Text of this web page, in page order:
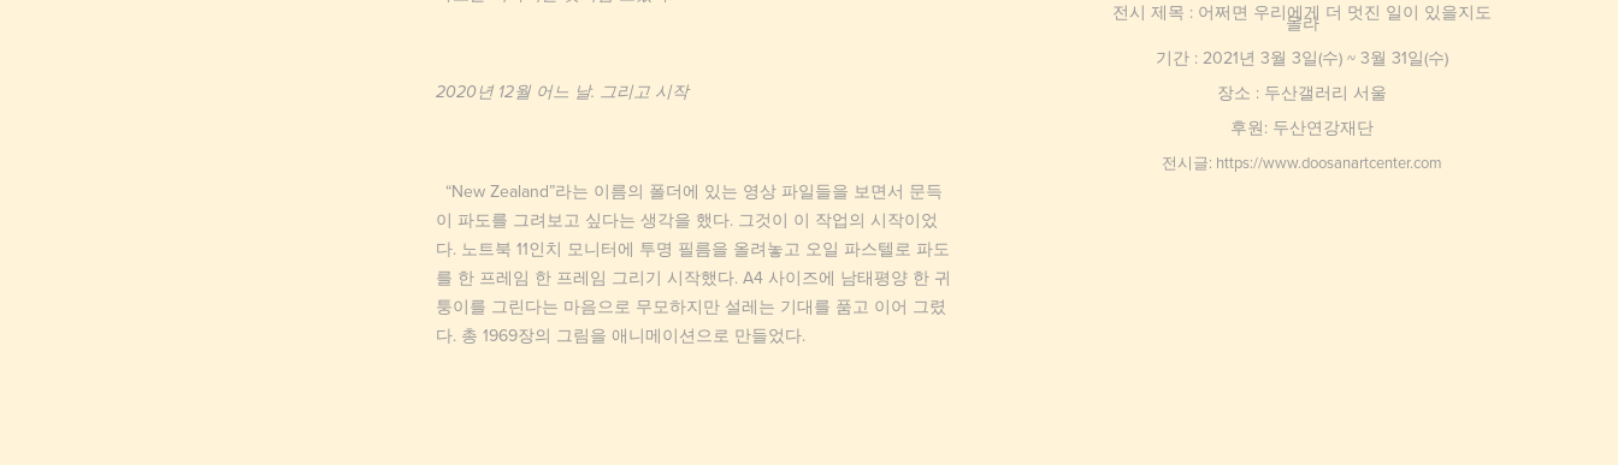
2020년 12월 어느 날. 그리고 시작
“New Zealand”라는 이름의 폴더에 있는 영상 파일들을 보면서 문득
이 파도를 그려보고 싶다는 생각을 했다. 그것이 이 작업의 시작이었
다. 노트북 11인치 모니터에 투명 필름을 올려놓고 오일 파스텔로 파도
를 한 프레임 한 프레임 그리기 시작했다. A4 사이즈에 남태평양 한 귀
퉁이를 그린다는 마음으로 무모하지만 설레는 기대를 품고 이어 그렸
다. 총 1969장의 그림을 애니메이션으로 만들었다.
전시 제목 : 어쩌면 우리에게 더 멋진 일이 있을지도
몰라
기간 : 2021년 3월 3일(수) ~ 3월 31일(수)
장소 : 두산갤러리 서울
후원: 두산연강재단
전시글: https://www.doosanartcenter.com